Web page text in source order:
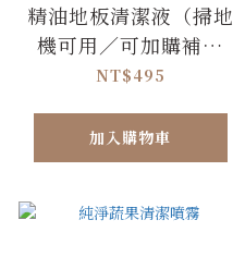
精油地板清潔液（掃地
機可用／可加購補充
包）
NT$495
加入購物車